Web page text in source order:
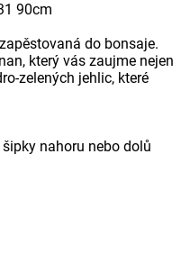
90cm
do bonsaje.
který vás zaujme nejen
zelených jehlic, které
nahoru nebo dolů